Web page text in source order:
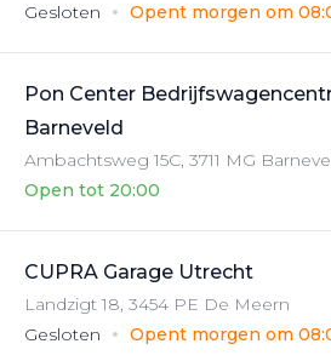
Gesloten
Opent morgen om
Pon Center
Barneveld
Ambachtsweg 15C, 3711 MG
Open tot 20:00
CUPRA Garage Utrecht
Landzigt 18, 3454 PE De Meern
Gesloten
Opent morgen om